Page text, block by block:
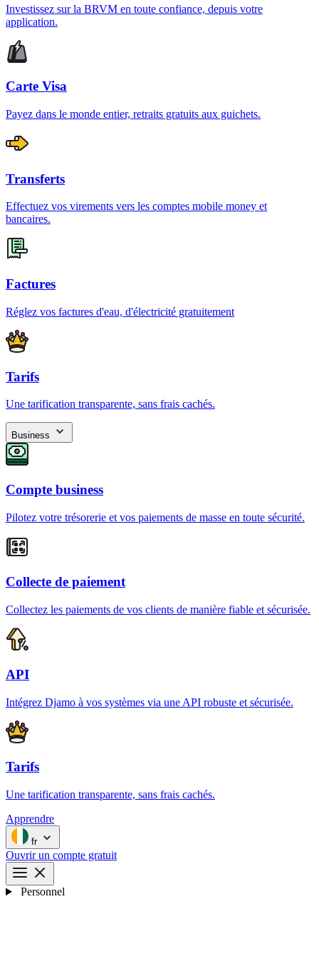
Investissez sur la BRVM en toute confiance, depuis votre
application.
Carte Visa
Payez dans le monde entier, retraits gratuits aux guichets.
Transferts
Effectuez vos virements vers les comptes mobile money et
bancaires.
Factures
Réglez vos factures d'eau, d'électricité gratuitement
Tarifs
Une tarification transparente, sans frais cachés.
Business
Compte business
Pilotez votre trésorerie et vos paiements de masse en toute sécurité.
Collecte de paiement
Collectez les paiements de vos clients de manière fiable et sécurisée.
API
Intégrez Djamo à vos systèmes via une API robuste et sécurisée.
Tarifs
Une tarification transparente, sans frais cachés.
Apprendre
fr
Ouvrir un compte gratuit
Personnel